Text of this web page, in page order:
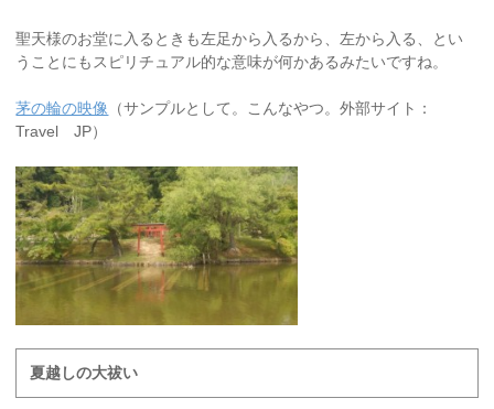
聖天様のお堂に入るときも左足から入るから、左から入る、とい
うことにもスピリチュアル的な意味が何かあるみたいですね。
茅の輪の映像 （サンプルとして。こんなやつ。外部サイト：
Travel JP）
夏越しの大祓い